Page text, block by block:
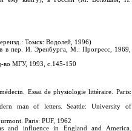
Томск: Водолей, 1996)
в пер. И. Эренбурга, М.: Прогресс, 1969,
во МГУ, 1993, с.145-150
Essai de physiologie littéraire. Paris:
man of letters. Seattle: University of
Paris: PUF, 1962
and influence in England and America.